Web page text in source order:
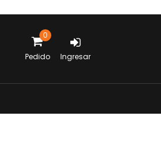
0
Pedido Ingresar